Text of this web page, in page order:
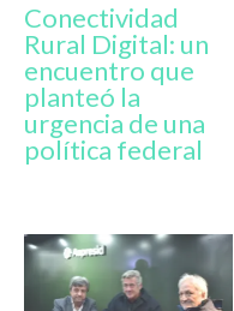
Conectividad
Rural Digital: un
encuentro que
planteó la
urgencia de una
política federal